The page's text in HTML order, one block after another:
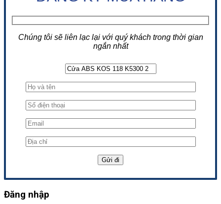
Chúng tôi sẽ liên lạc lại với quý khách trong thời gian
ngắn nhất
Đăng nhập